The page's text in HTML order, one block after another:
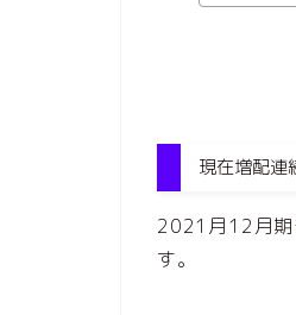
現在増配連
2021月12月期
す。